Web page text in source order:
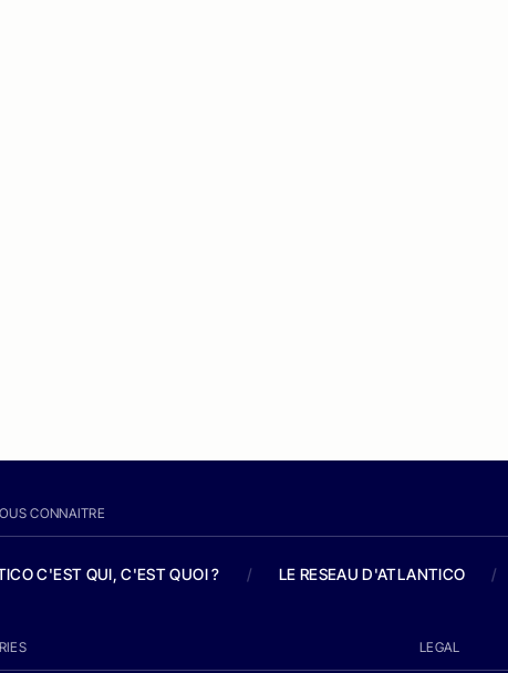
CONNAITRE
C'EST QUI, C'EST QUOI ? / LE RESEAU D'ATLANTICO /
LEGAL